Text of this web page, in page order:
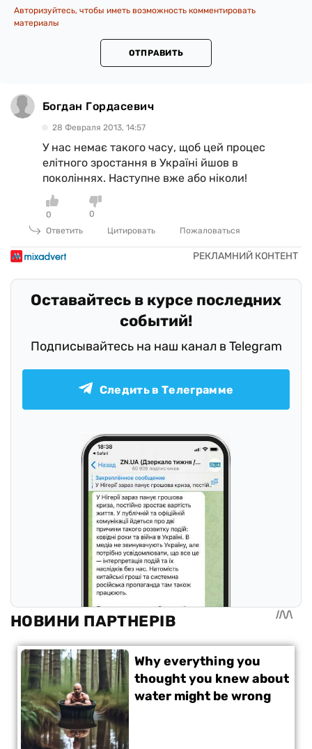
Авторизуйтесь, чтобы иметь возможность комментировать
материалы
ОТПРАВИТЬ
Богдан Гордасевич
28 Февраля 2013, 14:57
У нас немає такого часу, щоб цей процес
елітного зростання в Україні йшов в
поколіннях. Наступне вже або ніколи!
0
0
Ответить
Цитировать Пожаловаться
Оставайтесь в курсе последних
событий!
Подписывайтесь на наш канал в Telegram
Следить в Телеграмме